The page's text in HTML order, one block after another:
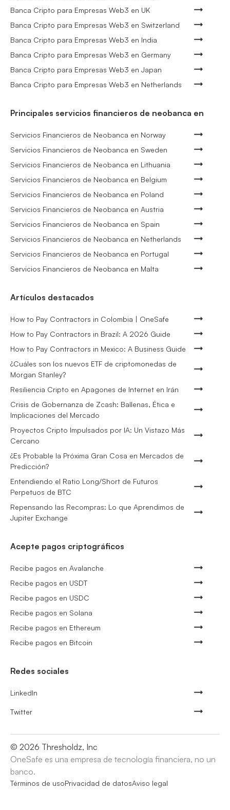
Banca Cripto para Empresas Web3 en UK
Banca Cripto para Empresas Web3 en Switzerland
Banca Cripto para Empresas Web3 en India
Banca Cripto para Empresas Web3 en Germany
Banca Cripto para Empresas Web3 en Japan
Banca Cripto para Empresas Web3 en Netherlands
Principales servicios financieros de neobanca en
Servicios Financieros de Neobanca en Norway
Servicios Financieros de Neobanca en Sweden
Servicios Financieros de Neobanca en Lithuania
Servicios Financieros de Neobanca en Belgium
Servicios Financieros de Neobanca en Poland
Servicios Financieros de Neobanca en Austria
Servicios Financieros de Neobanca en Spain
Servicios Financieros de Neobanca en Netherlands
Servicios Financieros de Neobanca en Portugal
Servicios Financieros de Neobanca en Malta
Artículos destacados
How to Pay Contractors in Colombia | OneSafe
How to Pay Contractors in Brazil: A 2026 Guide
How to Pay Contractors in Mexico: A Business Guide
¿Cuáles son los nuevos ETF de criptomonedas de
Morgan Stanley?
Resiliencia Cripto en Apagones de Internet en Irán
Crisis de Gobernanza de Zcash: Ballenas, Ética e
Implicaciones del Mercado
Proyectos Cripto Impulsados por IA: Un Vistazo Más
Cercano
¿Es Probable la Próxima Gran Cosa en Mercados de
Predicción?
Entendiendo el Ratio Long/Short de Futuros
Perpetuos de BTC
Repensando las Recompras: Lo que Aprendimos de
Jupiter Exchange
Acepte pagos criptográficos
Recibe pagos en Avalanche
Recibe pagos en USDT
Recibe pagos en USDC
Recibe pagos en Solana
Recibe pagos en Ethereum
Recibe pagos en Bitcoin
Redes sociales
LinkedIn
Twitter
© 2026 Thresholdz, Inc
OneSafe es una empresa de tecnología financiera, no un
banco.
Términos de usoPrivacidad de datosAviso legal